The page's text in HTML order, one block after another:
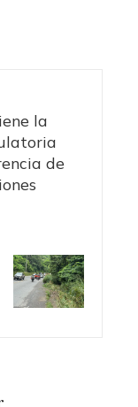
la
de